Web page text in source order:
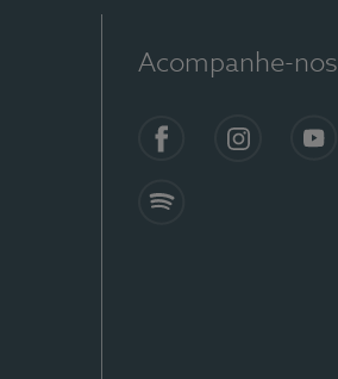
Acompanhe-nos